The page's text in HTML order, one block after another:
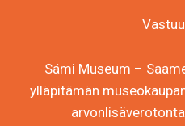
Sámi Museum –
ylläpitämän